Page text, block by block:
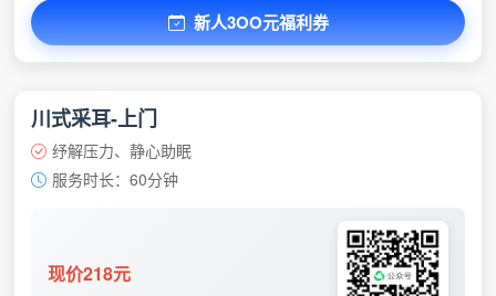
新人3OO元福利券
川式采耳-上门
纾解压力、静心助眠
服务时长：60分钟
现价218元